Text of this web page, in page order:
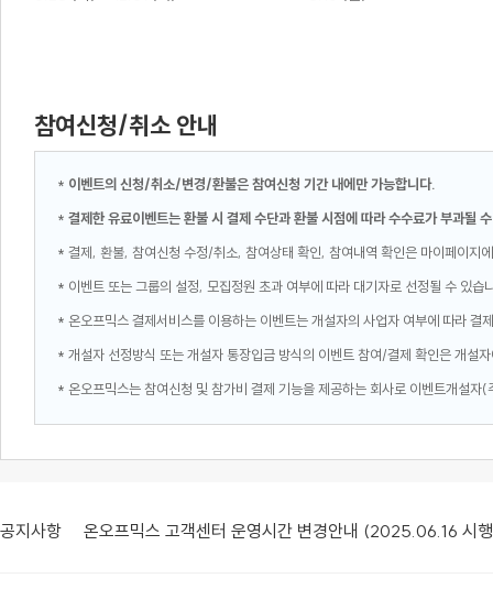
참여신청/취소 안내
* 이벤트의 신청/취소/변경/환불은 참여신청 기간 내에만 가능합니다.
* 결제한 유료이벤트는 환불 시 결제 수단과 환불 시점에 따라 수수료가 부과될
* 결제, 환불, 참여신청 수정/취소, 참여상태 확인, 참여내역 확인은 마이페이지
* 이벤트 또는 그룹의 설정, 모집정원 초과 여부에 따라 대기자로 선정될 수 있습
* 온오프믹스 결제서비스를 이용하는 이벤트는 개설자의 사업자 여부에 따라 결
* 개설자 선정방식 또는 개설자 통장입금 방식의 이벤트 참여/결제 확인은 개설
* 온오프믹스는 참여신청 및 참가비 결제 기능을 제공하는 회사로 이벤트개설
공지사항 온오프믹스 고객센터 운영시간 변경안내 (2025.06.16 시